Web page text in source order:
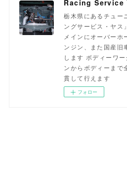
栃木県にあるチュー
ングサービス・ヤス
メインにオーバーホ
ンジン、また国産旧
します ボディーワ
ンからボディーまで
貫して行えます
フォロー